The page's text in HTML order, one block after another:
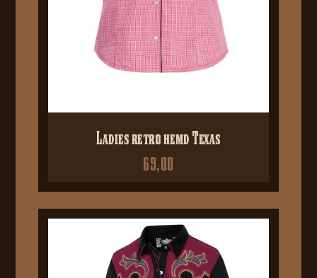
Ladies retro hemd Texas
69,00